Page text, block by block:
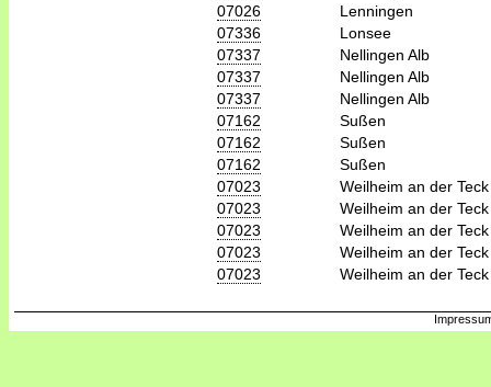
07026
Lenningen
07336
Lonsee
07337
Nellingen Alb
07337
Nellingen Alb
07337
Nellingen Alb
07162
Sußen
07162
Sußen
07162
Sußen
07023
Weilheim an der Teck
07023
Weilheim an der Teck
07023
Weilheim an der Teck
07023
Weilheim an der Teck
07023
Weilheim an der Teck